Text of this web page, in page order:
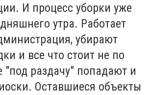
И процесс уборки уже
утра. Работает
убирают
и все что стоит не по
"под раздачу" попадают и
Оставшиеся объекты